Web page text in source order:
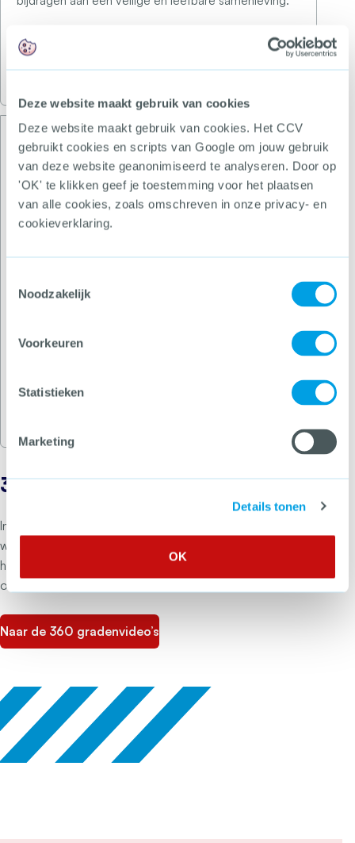
Deze website maakt gebruik van cookies
Deze website maakt gebruik van cookies. Het CCV
gebruikt cookies en scripts van Google om jouw gebruik
van deze website geanonimiseerd te analyseren. Door op
'OK' te klikken geef je toestemming voor het plaatsen
van alle cookies, zoals omschreven in onze privacy- en
cookieverklaring.
Noodzakelijk
Voorkeuren
Statistieken
Marketing
Details tonen
OK
Ben je benieuwd naar wat wij voor je kunnen doen?
Neem dan contact met ons op
. We gaan graag met
CCV-training
Het CCV biedttrainingen en e-learningsop het
gebied van veiligheid en leefbaarheid. Qua inhoud
en werkvormen divers, maar altijd praktisch
toepasbaar.
Deskundige CCV-adviseurs met
maken gebruik van actuele kennis en ervaringen uit
goed mogelijk aan te sluiten op jouw wensen,
360 gradenvideo’s
In de 360 graden bewustwordings- en trainingsvideo’s
worden situaties levensecht nagebootst. Je ziet en ervaart
hoe je kunt reageren in bepaalde situaties, zoals bij een
overval of diefstal. In totaal zijn er 13 video’s.
Naar de 360 gradenvideo’s